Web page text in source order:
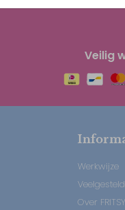
Veilig
Werkwijze
Over FRITSY